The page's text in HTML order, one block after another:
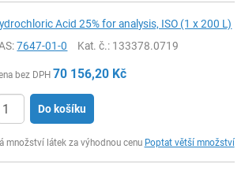
Acid 25% for analysis, ISO (1 x 200 L)
7647-01-0 Kat. č.: 133378.0719
bez DPH 70 156,20 Kč
Do košíku
množství látek za výhodnou cenu Poptat větší množství